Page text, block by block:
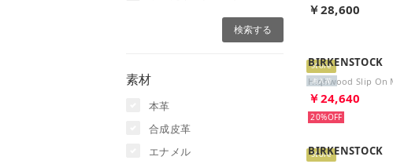
素材
本革
合成皮革
エナメル
￥28,600
Store
BIRKENSTOCK
￥24,640
再入荷
20%
Store
BIRKENSTOCK